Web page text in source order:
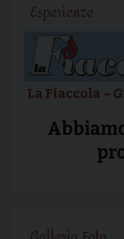
Esperienze
La Fiaccola –